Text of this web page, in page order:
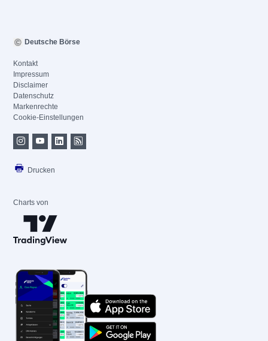
Deutsche Börse
Kontakt
Impressum
Disclaimer
Datenschutz
Markenrechte
Cookie-Einstellungen
Drucken
Charts von